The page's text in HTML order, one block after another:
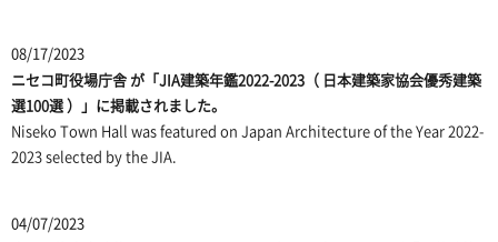
08/17/2023
ニセコ町役場庁舎 が「JIA建築年鑑2022-2023（ 日本建築家協会優秀建築
選100選 ）」に掲載されました。
Niseko Town Hall was featured on Japan Architecture of the Year 2022-
2023 selected by the JIA.
04/07/2023